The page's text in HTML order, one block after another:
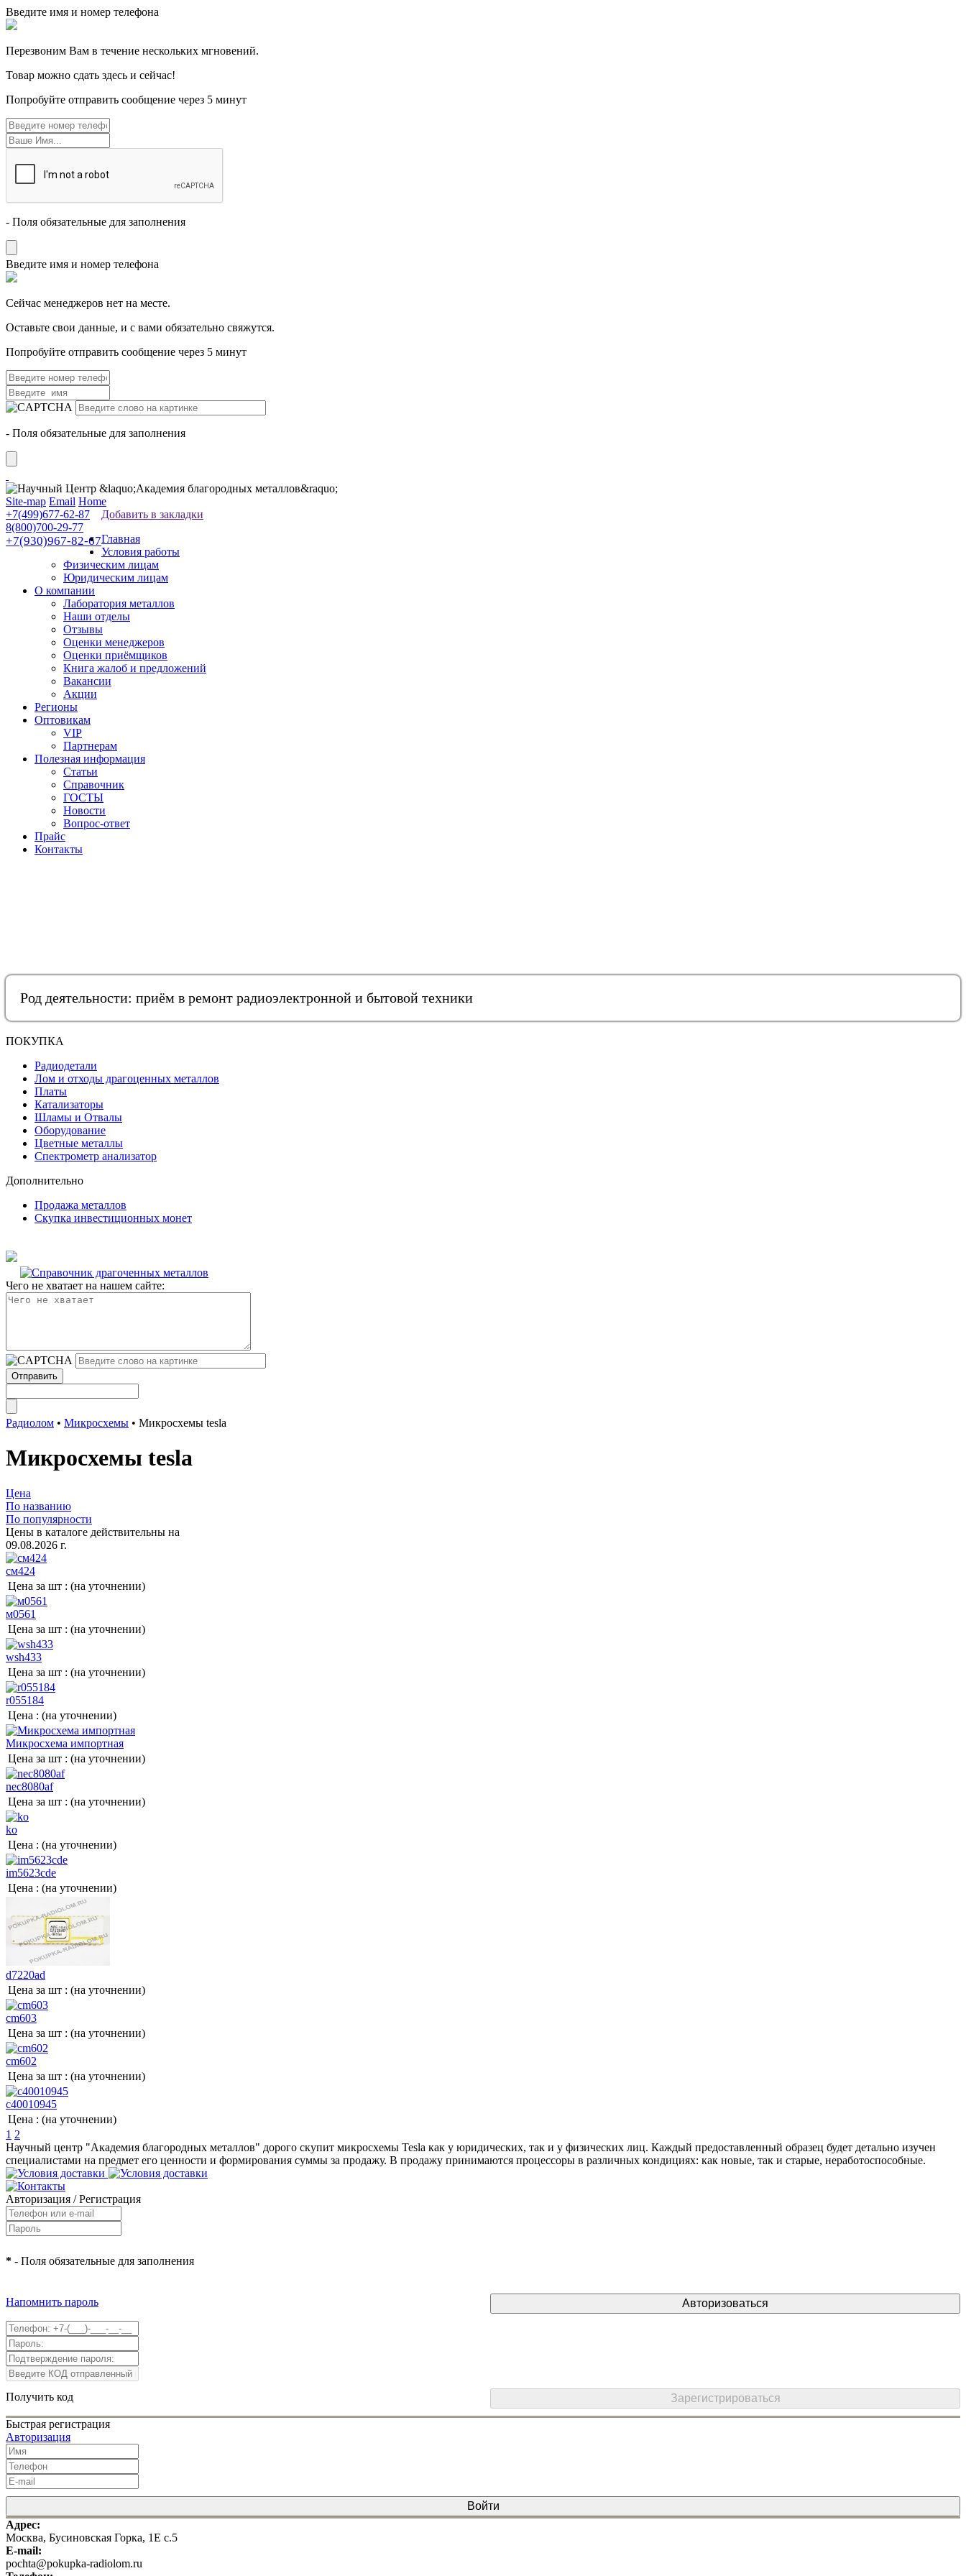
Введите имя и номер телефона
Перезвоним Вам в течение нескольких мгновений.
Товар можно сдать здесь и сейчас!
Попробуйте отправить сообщение через 5 минут
- Поля обязательные для заполнения
Введите имя и номер телефона
Cейчас менеджеров нет на месте.
Оставьте свои данные, и с вами обязательно свяжутся.
Попробуйте отправить сообщение через 5 минут
- Поля обязательные для заполнения
Site-map Email Home
+7(499)677-62-87
8(800)700-29-77
+7(930)967-82-67
Добавить в закладки
Главная
Условия работы
Физическим лицам
Юридическим лицам
О компании
Лаборатория металлов
Наши отделы
Отзывы
Оценки менеджеров
Оценки приёмщиков
Книга жалоб и предложений
Вакансии
Акции
Регионы
Оптовикам
VIP
Партнерам
Полезная информация
Статьи
Справочник
ГОСТЫ
Новости
Вопрос-ответ
Прайс
Контакты
Род деятельности: приём в ремонт радиоэлектронной и бытовой техники
ПОКУПКА
Радиодетали
Лом и отходы драгоценных металлов
Платы
Катализаторы
Шламы и Отвалы
Оборудование
Цветные металлы
Спектрометр анализатор
Дополнительно
Продажа металлов
Скупка инвестиционных монет
Чего не хватает на нашем сайте:
Радиолом • Микросхемы • Микросхемы tesla
Микросхемы tesla
Цена
По названию
По популярности
Цены в каталоге действительны на
09.08.2026 г.
см424
Цена за шт : (на уточнении)
м0561
Цена за шт : (на уточнении)
wsh433
Цена за шт : (на уточнении)
r055184
Цена : (на уточнении)
Микросхема импортная
Цена за шт : (на уточнении)
nec8080af
Цена за шт : (на уточнении)
ko
Цена : (на уточнении)
im5623cde
Цена : (на уточнении)
d7220ad
Цена за шт : (на уточнении)
cm603
Цена за шт : (на уточнении)
cm602
Цена за шт : (на уточнении)
c40010945
Цена : (на уточнении)
1 2
Научный центр "Академия благородных металлов" дорого скупит микросхемы Tesla как у юридических, так и у физических лиц. Каждый предоставленный образец будет детально изучен
специалистами на предмет его ценности и формирования суммы за продажу. В продажу принимаются процессоры в различных кондициях: как новые, так и старые, неработоспособные.
Авторизация /Регистрация
* - Поля обязательные для заполнения
Напомнить пароль
Получить код
Быстрая регистрация
Авторизация
Адрес:
Москва, Бусиновская Горка, 1Е с.5
E-mail:
pochta@pokupka-radiolom.ru